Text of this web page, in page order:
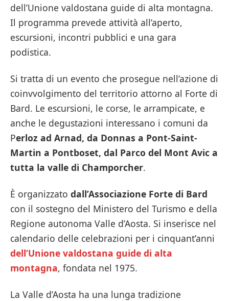
dell’Unione valdostana guide di alta montagna.
Il programma prevede attività all’aperto,
escursioni, incontri pubblici e una gara
podistica.
Si tratta di un evento che prosegue nell’azione di
coinvvolgimento del territorio attorno al Forte di
Bard. Le escursioni, le corse, le arrampicate, e
anche le degustazioni interessano i comuni da
Perloz ad Arnad, da Donnas a Pont-Saint-
Martin a Pontboset, dal Parco del Mont Avic a
tutta la valle di Champorcher.
È organizzato dall’Associazione Forte di Bard
con il sostegno del Ministero del Turismo e della
Regione autonoma Valle d’Aosta. Si inserisce nel
calendario delle celebrazioni per i cinquant’anni
dell’Unione valdostana guide di alta
montagna, fondata nel 1975.
La Valle d’Aosta ha una lunga tradizione